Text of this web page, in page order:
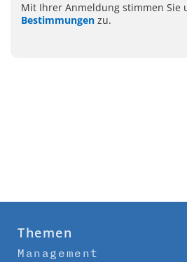
Mit Ihrer Anmeldung stimmen Sie
Bestimmungen zu.
Themen
Management